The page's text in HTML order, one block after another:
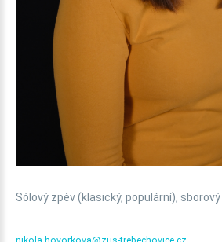
Sólový zpěv (klasický, populární),